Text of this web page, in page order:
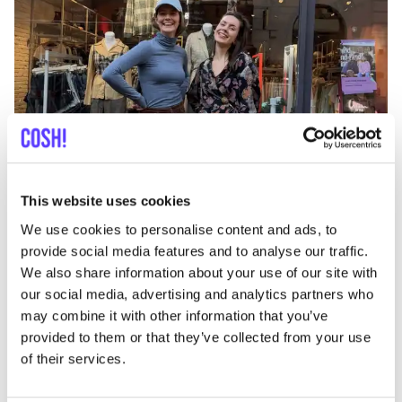
This website uses cookies
We use cookies to personalise content and ads, to
provide social media features and to analyse our traffic.
We also share information about your use of our site with
our social media, advertising and analytics partners who
may combine it with other information that you’ve
provided to them or that they’ve collected from your use
of their services.
OSKA Rotterdam
Nieuwe Binnenweg 50, Rotterdam
Accessories